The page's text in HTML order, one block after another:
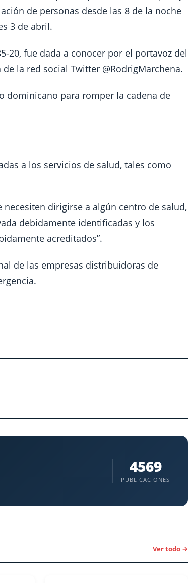
de personas desde las 8 de la noche
3 de abril.
20, fue dada a conocer por el portavoz del
la red social Twitter @RodrigMarchena.
dominicano para romper la cadena de
a los servicios de salud, tales como
dirigirse a algún centro de salud,
debidamente identificadas y los
acreditados”.
de las empresas distribuidoras de
4569
PUBLICACIONES
Ver todo →